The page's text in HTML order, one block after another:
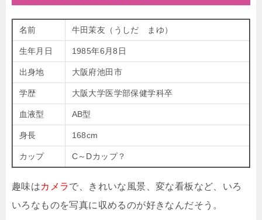
名前 牛田茉友（うしだ まゆ）
生年月日 1985年6月8日
出身地 大阪府池田市
学歴 大阪大学医学部保健学科卒
血液型 AB型
身長 168cm
カップ C～Dカップ？
趣味はカメラで、きれいな風景、変な看板など、いろ
いろなものを写真に収めるのが好きなんだそう。